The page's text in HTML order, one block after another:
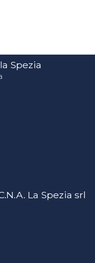
Spezia
La Spezia srl